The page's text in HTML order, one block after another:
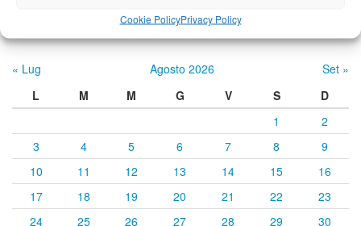
Cookie PolicyPrivacy Policy
Calendario eventi
« Lug Agosto 2026
Set »
L
M M G V S
D
1
2
3
4 5 6 7 8
9
10
11 12 13 14 15
16
17
18 19 20 21 22
23
24
25 26 27 28 29 30